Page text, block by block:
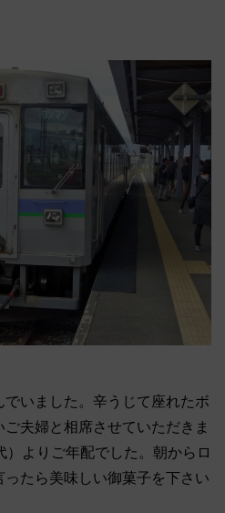
いました。辛うじて座れたボ
夫婦と相席させていただきま
よりご年配でした。朝からロ
たら美味しい御菓子を下さい